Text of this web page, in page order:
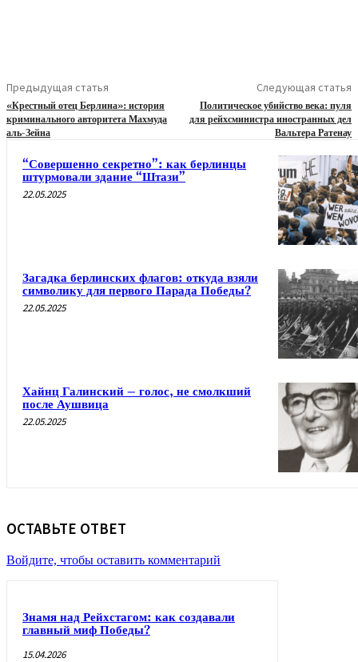
Предыдущая статья
«Крестный отец Берлина»: история
криминального авторитета Махмуда
аль-Зейна
Следующая статья
Политическое убийство века: пуля
для рейхсминистра иностранных дел
Вальтера Ратенау
“Совершенно секретно”: как берлинцы
штурмовали здание “Штази”
22.05.2025
Загадка берлинских флагов: откуда взяли
символику для первого Парада Победы?
22.05.2025
Хайнц Галинский – голос, не смолкший
после Аушвица
22.05.2025
ОСТАВЬТЕ ОТВЕТ
Войдите, чтобы оставить комментарий
Знамя над Рейхстагом: как создавали
главный миф Победы?
15.04.2026